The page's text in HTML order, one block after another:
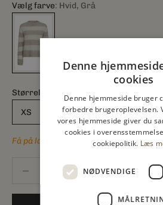
Vælg farve Hvid, Grå
Størrelse:
XS
M L XL
Få på lager
Sænk antal
Denne
cookies
Denne hjemmeside bruger
forbedre brugeroplevelsen.
vores hjemmeside giver du
cookies i
cookiepolitik. Læs
NØDVENDIGE